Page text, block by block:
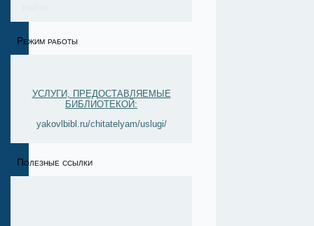
Режим работы
УСЛУГИ, ПРЕДОСТАВЛЯЕМЫЕ
БИБЛИОТЕКОЙ:
yakovlbibl.ru/chitatelyam/uslugi/
Полезные ссылки